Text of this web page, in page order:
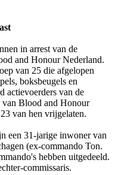
in arrest van de
and Honour Nederland.
van 25 die afgelopen
boksbeugels en
actievoerders van de
Blood and Honour
van hen vrijgelaten.
een 31-jarige inwoner van
(ex-commando Ton.
hebben uitgedeeld.
commissaris.